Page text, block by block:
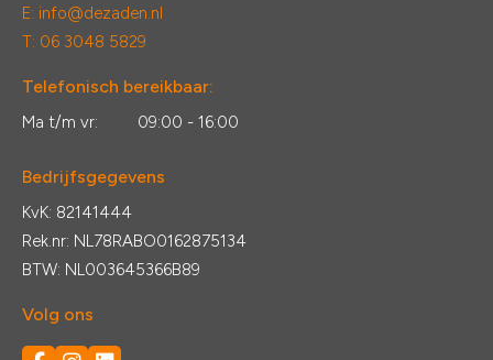
E: info@dezaden.nl
T: 06 3048 5829
Telefonisch bereikbaar:
Ma t/m vr: 09:00 - 16:00
Bedrijfsgegevens
KvK: 82141444
Rek.nr: NL78RABO0162875134
BTW: NL003645366B89
Volg ons